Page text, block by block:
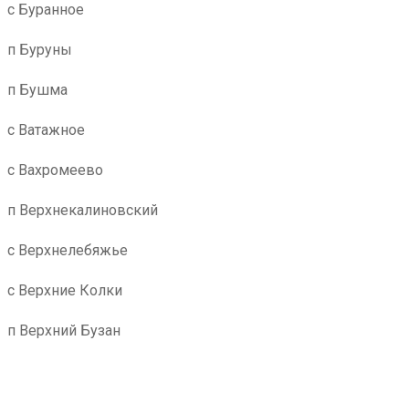
с Буранное
п Буруны
п Бушма
с Ватажное
с Вахромеево
п Верхнекалиновский
с Верхнелебяжье
с Верхние Колки
п Верхний Бузан